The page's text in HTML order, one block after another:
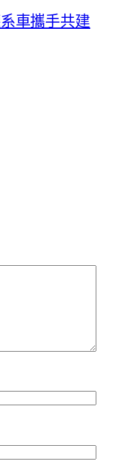
車攜手共建